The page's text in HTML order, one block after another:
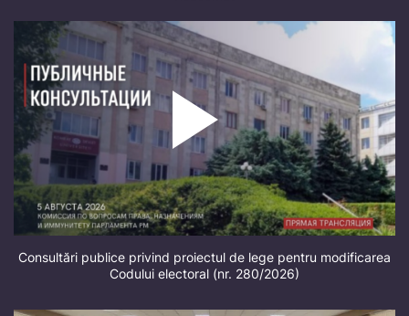
Consultări publice privind proiectul de lege pentru modificarea
Codului electoral (nr. 280/2026)